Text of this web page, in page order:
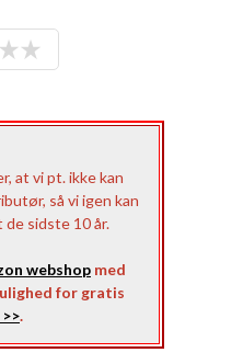
at vi pt. ikke kan
så vi igen kan
sidste 10 år.
webshop med
for gratis
.